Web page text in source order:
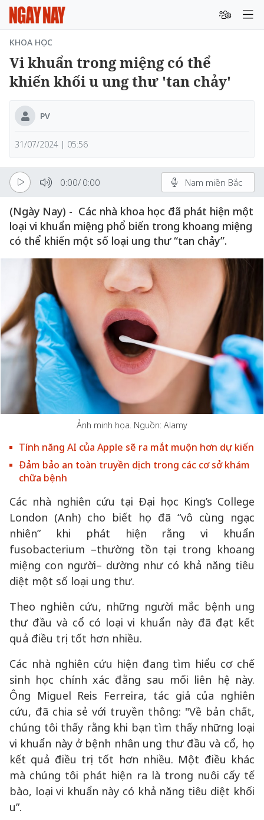
KHOA HỌC
Vi khuẩn trong miệng có thể
khiến khối u ung thư 'tan chảy'
PV
31/07/2024 | 05:56
0:00/ 0:00 Nam miền Bắc
(Ngày Nay) - Các nhà khoa học đã phát hiện một
loại vi khuẩn miệng phổ biến trong khoang miệng
có thể khiến một số loại ung thư “tan chảy”.
Ảnh minh họa. Nguồn: Alamy
Tính năng AI của Apple sẽ ra mắt muộn hơn dự kiến
Đảm bảo an toàn truyền dịch trong các cơ sở khám
chữa bệnh
Các nhà nghiên cứu tại Đại học King’s College
London (Anh) cho biết họ đã “vô cùng ngạc
nhiên” khi phát hiện rằng vi khuẩn
fusobacterium –thường tồn tại trong khoang
miệng con người– dường như có khả năng tiêu
diệt một số loại ung thư.
Theo nghiên cứu, những người mắc bệnh ung
thư đầu và cổ có loại vi khuẩn này đã đạt kết
quả điều trị tốt hơn nhiều.
Các nhà nghiên cứu hiện đang tìm hiểu cơ chế
sinh học chính xác đằng sau mối liên hệ này.
Ông Miguel Reis Ferreira, tác giả của nghiên
cứu, đã chia sẻ với truyền thông: "Về bản chất,
chúng tôi thấy rằng khi bạn tìm thấy những loại
vi khuẩn này ở bệnh nhân ung thư đầu và cổ, họ
kết quả điều trị tốt hơn nhiều. Một điều khác
mà chúng tôi phát hiện ra là trong nuôi cấy tế
bào, loại vi khuẩn này có khả năng tiêu diệt khối
u”.